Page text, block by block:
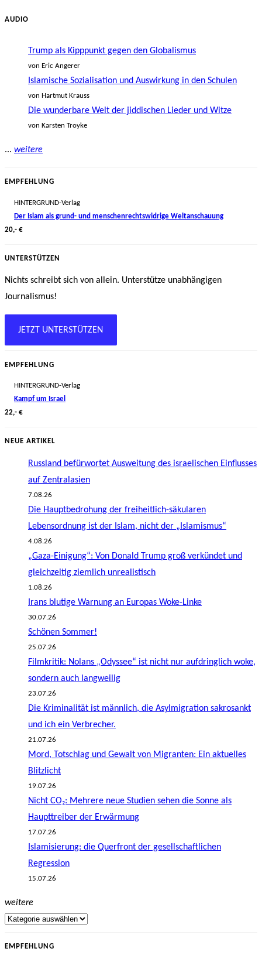
AUDIO
Trump als Kipppunkt gegen den Globalismus
von Eric Angerer
Islamische Sozialisation und Auswirkung in den Schulen
von Hartmut Krauss
Die wunderbare Welt der jiddischen Lieder und Witze
von Karsten Troyke
... weitere
EMPFEHLUNG
HINTERGRUND-Verlag
Der Islam als grund- und menschenrechtswidrige Weltanschauung
20,- €
UNTERSTÜTZEN
Nichts schreibt sich von allein. Unterstütze unabhängigen
Journalismus!
JETZT UNTERSTÜTZEN
EMPFEHLUNG
HINTERGRUND-Verlag
Kampf um Israel
22,- €
NEUE ARTIKEL
Russland befürwortet Ausweitung des israelischen Einflusses
auf Zentralasien
7.08.26
Die Hauptbedrohung der freiheitlich-säkularen
Lebensordnung ist der Islam, nicht der „Islamismus“
4.08.26
„Gaza-Einigung“: Von Donald Trump groß verkündet und
gleichzeitig ziemlich unrealistisch
1.08.26
Irans blutige Warnung an Europas Woke-Linke
30.07.26
Schönen Sommer!
25.07.26
Filmkritik: Nolans „Odyssee“ ist nicht nur aufdringlich woke,
sondern auch langweilig
23.07.26
Die Kriminalität ist männlich, die Asylmigration sakrosankt
und ich ein Verbrecher.
21.07.26
Mord, Totschlag und Gewalt von Migranten: Ein aktuelles
Blitzlicht
19.07.26
Nicht CO₂: Mehrere neue Studien sehen die Sonne als
Haupttreiber der Erwärmung
17.07.26
Islamisierung: die Querfront der gesellschaftlichen
Regression
15.07.26
weitere
EMPFEHLUNG